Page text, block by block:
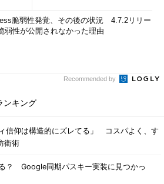
脆弱性発覚、その後の状況 4.7.2リリー
弱性が公開されなかった理由
Recommended by
ンキング
信仰は構造的にズレてる」 コスパよく、す
衛術
？ Google同期パスキー実装に見つかっ